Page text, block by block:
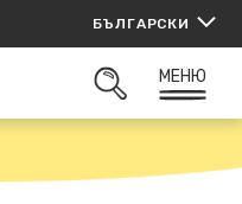
БЪЛГАРСКИ
ОТВОРИ
МЕНЮ